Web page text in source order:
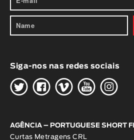
Siga-nos nas redes sociais
HGWOK
AGÊNCIA – PORTUGUESE SHORT
Curtas Metragens CRL